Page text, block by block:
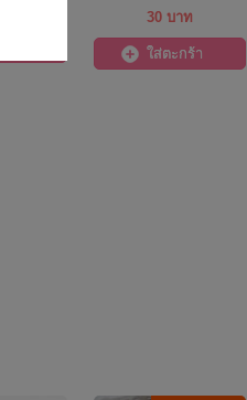
า
30 บาท
ใส่ตะกร้า